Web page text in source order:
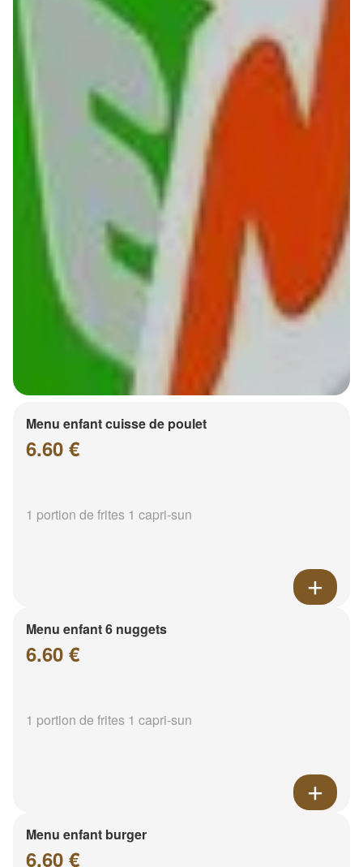
Menu enfant cuisse de poulet
6.60 €
1 portion de frites 1 capri-sun
Menu enfant 6 nuggets
6.60 €
1 portion de frites 1 capri-sun
Menu enfant burger
6.60 €